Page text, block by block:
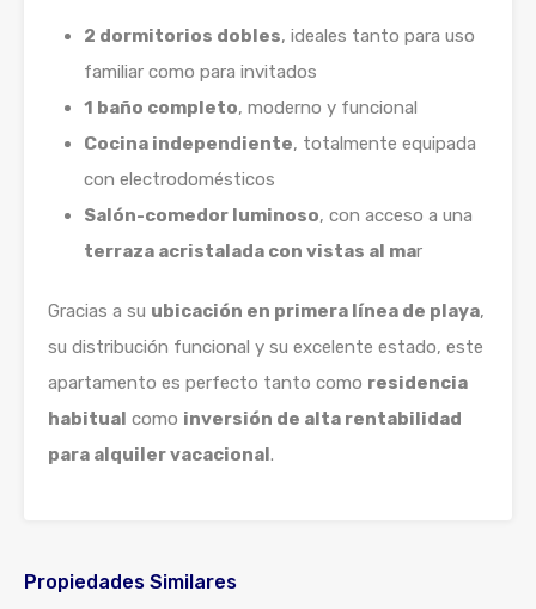
2 dormitorios dobles, ideales tanto para uso
familiar como para invitados
1 baño completo, moderno y funcional
Cocina independiente, totalmente equipada
con electrodomésticos
Salón-comedor luminoso, con acceso a una
terraza acristalada con vistas al mar
Gracias a su ubicación en primera línea de playa,
su distribución funcional y su excelente estado, este
apartamento es perfecto tanto como residencia
habitual como inversión de alta rentabilidad
para alquiler vacacional.
Propiedades Similares